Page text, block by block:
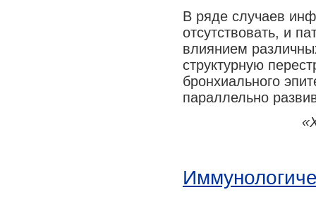
В ряде случаев
отсутствовать, и
влиянием
структурную
бронхиального
параллельно